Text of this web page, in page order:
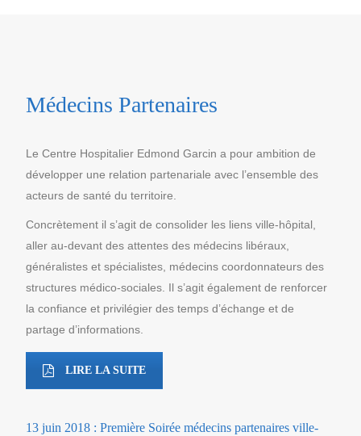
Médecins Partenaires
Le Centre Hospitalier Edmond Garcin a pour ambition de
développer une relation partenariale avec l’ensemble des
acteurs de santé du territoire.
Concrètement il s’agit de consolider les liens ville-hôpital,
aller au-devant des attentes des médecins libéraux,
généralistes et spécialistes, médecins coordonnateurs des
structures médico-sociales. Il s’agit également de renforcer
la confiance et privilégier des temps d’échange et de
partage d’informations.
LIRE LA SUITE
13 juin 2018 : Première Soirée médecins partenaires ville-